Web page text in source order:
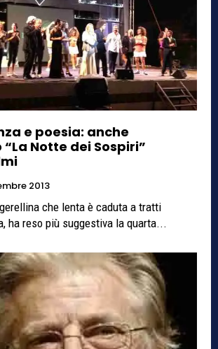
e poesia: anche
Notte dei Sospiri”
2013
che lenta è caduta a tratti
ha reso più suggestiva la quarta...